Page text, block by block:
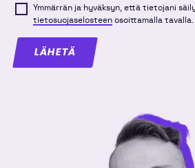
Ymmärrän ja hyväksyn, että tietojani
tietosuojaselosteenosoittamalla tavalla.